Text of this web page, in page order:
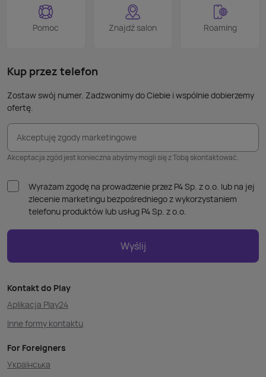
Pomoc Znajdź salon Roaming
Kup przez telefon
Zostaw swój numer. Zadzwonimy do Ciebie i wspólnie dobierzemy
ofertę.
Akceptuję zgody marketingowe
Akceptacja zgód jest konieczna abyśmy mogli się z Tobą skontaktować.
Wyrażam zgodę na prowadzenie przez P4 Sp. z o.o. lub na jej
zlecenie marketingu bezpośredniego z wykorzystaniem
telefonu produktów lub usług P4 Sp. z o.o.
Wyślij
Kontakt do Play
Aplikacja Play24
Inne formy kontaktu
For Foreigners
Українська